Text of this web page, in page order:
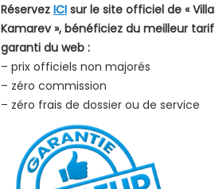
Réservez ICIsur le site officiel de « Villa
Kamarev », bénéficiez du meilleur tarif
garanti du web :
– prix officiels non majorés
– zéro commission
– zéro frais de dossier ou de service